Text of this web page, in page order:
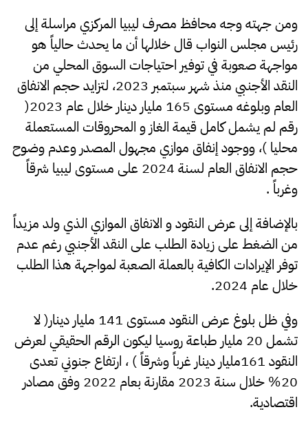
ومن جهته وجه محافظ مصرف ليبيا المركزي مراسلة إلى
رئيس مجلس النواب قال خلالها أن ما يحدث حالياً هو
مواجهة صعوبة في توفير احتياجات السوق المحلي من
النقد الأجنبي منذ شهر سبتمبر 2023، لتزايد حجم الانفاق
العام وبلوغه مستوى 165 مليار دينار خلال عام 2023(
رقم لم يشمل كامل قيمة الغاز و المحروقات المستعملة
محليا )، ووجود إنفاق موازي مجهول المصدر وعدم وضوح
حجم الانفاق العام لسنة 2024 على مستوى ليبيا شرقاً
وغرباً .
بالإضافة إلى عرض النقود و الانفاق الموازي الذي ولد مزيداً
من الضغط على زيادة الطلب على النقد الأجنبي رغم عدم
توفر الإيرادات الكافية بالعملة الصعبة لمواجهة هذا الطلب
خلال عام 2024.
وفي ظل بلوغ عرض النقود مستوى 141 مليار دينار( لا
تشمل 20 مليار طباعة روسيا ليكون الرقم الحقيقي لعرض
النقود 161مليار دينار غرباً وشرقاً ) ، ارتفاع جنوني تعدى
20% خلال سنة 2023 مقارنة بعام 2022 وفق مصادر
اقتصادية.